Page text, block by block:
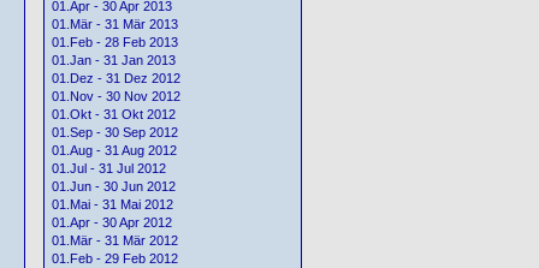
01.Apr - 30 Apr 2013
01.Mär - 31 Mär 2013
01.Feb - 28 Feb 2013
01.Jan - 31 Jan 2013
01.Dez - 31 Dez 2012
01.Nov - 30 Nov 2012
01.Okt - 31 Okt 2012
01.Sep - 30 Sep 2012
01.Aug - 31 Aug 2012
01.Jul - 31 Jul 2012
01.Jun - 30 Jun 2012
01.Mai - 31 Mai 2012
01.Apr - 30 Apr 2012
01.Mär - 31 Mär 2012
01.Feb - 29 Feb 2012